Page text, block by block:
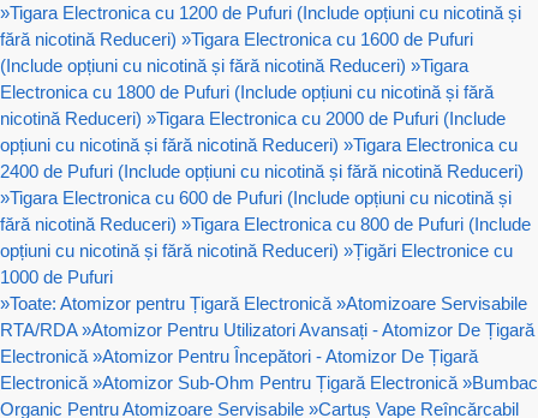
»Tigara Electronica cu 1200 de Pufuri (Include opțiuni cu nicotină și
fără nicotină Reduceri) »Tigara Electronica cu 1600 de Pufuri
(Include opțiuni cu nicotină și fără nicotină Reduceri) »Tigara
Electronica cu 1800 de Pufuri (Include opțiuni cu nicotină și fără
nicotină Reduceri) »Tigara Electronica cu 2000 de Pufuri (Include
opțiuni cu nicotină și fără nicotină Reduceri) »Tigara Electronica cu
2400 de Pufuri (Include opțiuni cu nicotină și fără nicotină Reduceri)
»Tigara Electronica cu 600 de Pufuri (Include opțiuni cu nicotină și
fără nicotină Reduceri) »Tigara Electronica cu 800 de Pufuri (Include
opțiuni cu nicotină și fără nicotină Reduceri) »Țigări Electronice cu
1000 de Pufuri
»Toate: Atomizor pentru Țigară Electronică »Atomizoare Servisabile
RTA/RDA »Atomizor Pentru Utilizatori Avansați - Atomizor De Țigară
Electronică »Atomizor Pentru Începători - Atomizor De Țigară
Electronică »Atomizor Sub-Ohm Pentru Țigară Electronică »Bumbac
Organic Pentru Atomizoare Servisabile »Cartuș Vape Reîncărcabil